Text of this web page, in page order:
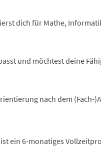
dich für Mathe,
und möchtest deine
nach dem (Fach-
ein 6-monatiges